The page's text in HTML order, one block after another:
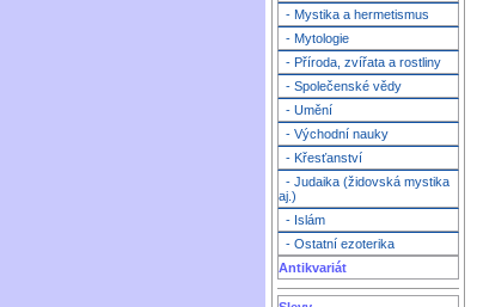
- Mystika a hermetismus
- Mytologie
- Příroda, zvířata a rostliny
- Společenské vědy
- Umění
- Východní nauky
- Křesťanství
- Judaika (židovská mystika
aj.)
- Islám
- Ostatní ezoterika
Antikvariát